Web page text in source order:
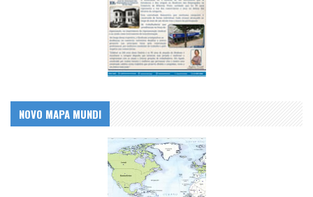
NOVO MAPA MUNDI